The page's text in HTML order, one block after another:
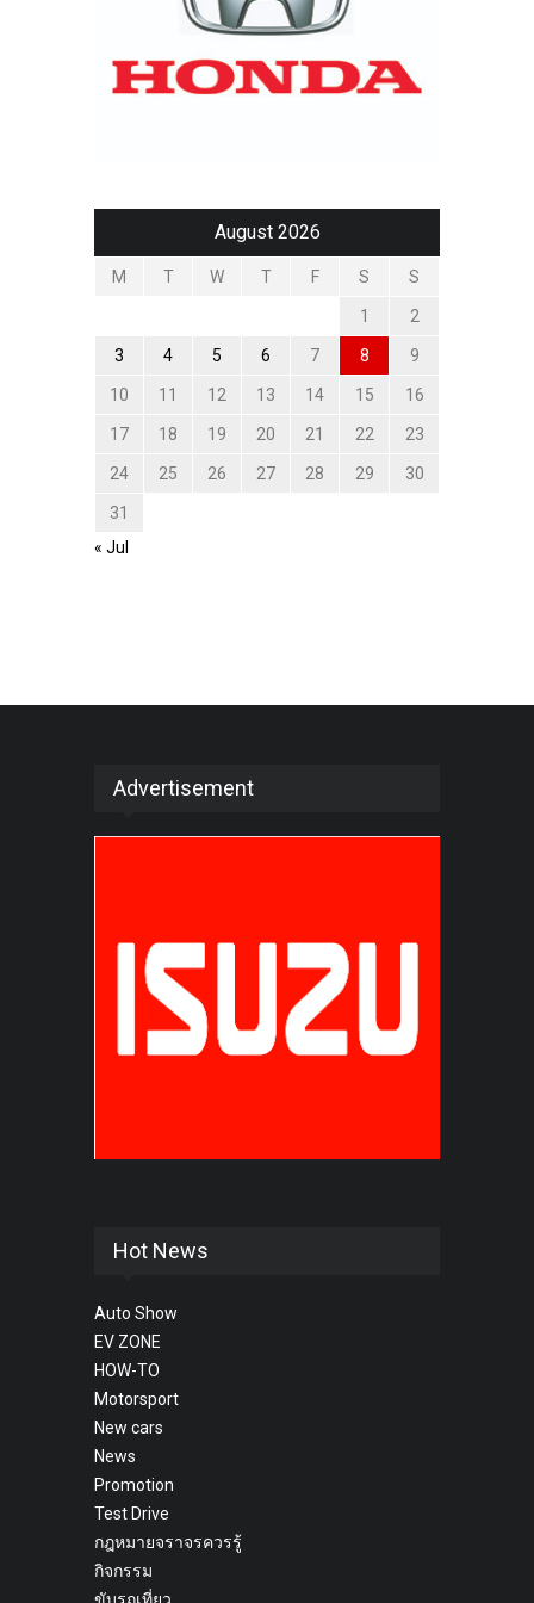
August 2026
M T W T F S S
1 2
3 4 5 6 7 8 9
10 11 12 13 14 15 16
17 18 19 20 21 22 23
24 25 26 27 28 29 30
31
« Jul
Advertisement
Hot News
Auto Show
EV ZONE
HOW-TO
Motorsport
New cars
News
Promotion
Test Drive
กฎหมายจราจรควรรู้
กิจกรรม